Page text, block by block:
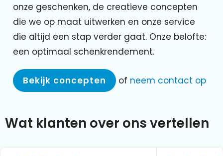
onze geschenken, de creatieve concepten
die we op maat uitwerken en onze service
die altijd een stap verder gaat. Onze belofte:
een optimaal schenkrendement.
Bekijk concepten of neem contact op
Wat klanten over ons vertellen